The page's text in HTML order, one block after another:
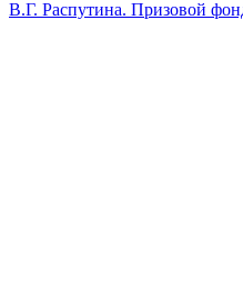
В.Г. Распутина. Призовой